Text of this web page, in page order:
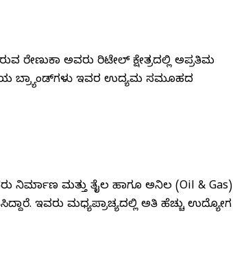
ರೇಣುಕಾ ಅವರು ರಿಟೇಲ್ ಕ್ಷೇತ್ರದಲ್ಲಿ ಅಪ್ರತಿಮ
ಬ್ರ್ಯಾಂಡ್‌ಗಳು ಇವರ ಉದ್ಯಮ ಸಮೂಹದ
ನಿರ್ಮಾಣ ಮತ್ತು ತೈಲ ಹಾಗೂ ಅನಿಲ (Oil & Gas)
ಇವರು ಮಧ್ಯಪ್ರಾಚ್ಯದಲ್ಲಿ ಅತಿ ಹೆಚ್ಚು ಉದ್ಯೋಗ